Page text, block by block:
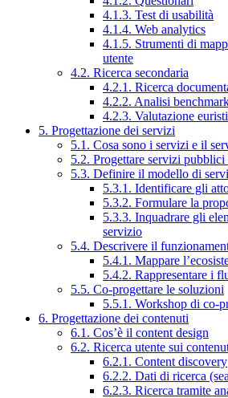
4.1.3. Test di usabilità
4.1.4. Web analytics
4.1.5. Strumenti di
utente
4.2. Ricerca secondaria
4.2.1. Ricerca
4.2.2. Analisi
4.2.3. Valutazione
5. Progettazione dei servizi
5.1. Cosa sono i servizi e il
5.2. Progettare servizi
5.3. Definire il modello di
5.3.1. Identificare gli
5.3.2. Formulare la
5.3.3. Inquadrare gli
servizio
5.4. Descrivere il
5.4.1. Mappare
5.4.2. Rappresentare i
5.5. Co-progettare le soluzioni
5.5.1. Workshop di co-
6. Progettazione dei contenuti
6.1. Cos’è il content design
6.2. Ricerca utente sui
6.2.1. Content discovery
6.2.2. Dati di ricerca
6.2.3. Ricerca tramite